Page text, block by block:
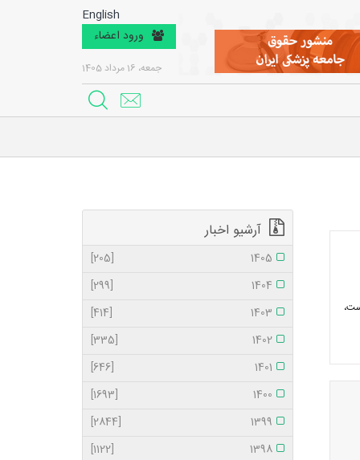
English
ورود اعضاء
جمعه، 16 مرداد 1405
آرشیو اخبار
1405
[205]
1404
[299]
1403
[414]
1402
[335]
1401
[646]
1400
[1693]
1399
[2844]
1398
[1122]